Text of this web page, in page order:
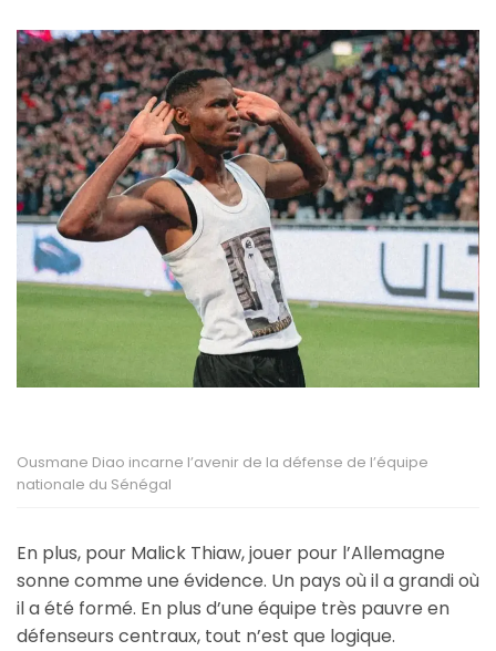
Ousmane Diao incarne l’avenir de la défense de l’équipe
nationale du Sénégal
En plus, pour Malick Thiaw, jouer pour l’Allemagne
sonne comme une évidence. Un pays où il a grandi où
il a été formé. En plus d’une équipe très pauvre en
défenseurs centraux, tout n’est que logique.